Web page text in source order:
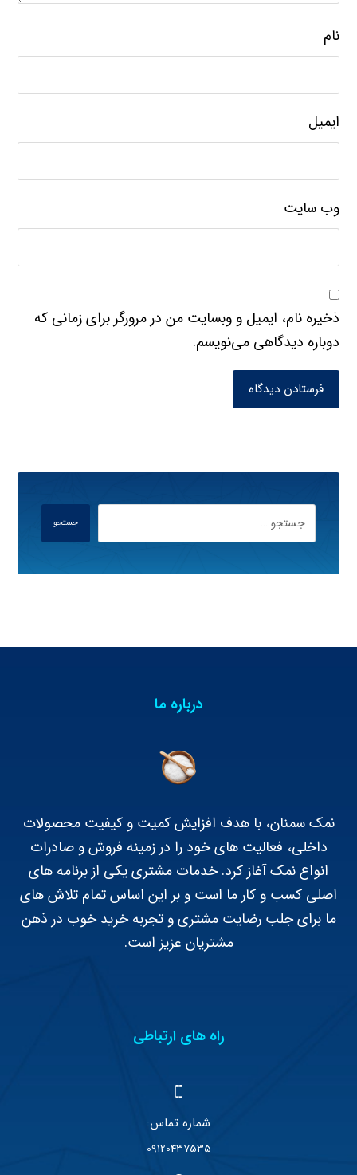
نام
ایمیل
وب‌ سایت
ذخیره نام، ایمیل و وبسایت من در مرورگر برای زمانی که
دوباره دیدگاهی می‌نویسم.
فرستادن دیدگاه
جستجو
درباره ما
نمک سمنان، با هدف افزایش کمیت و کیفیت محصولات
داخلی، فعالیت های خود را در زمینه فروش و صادرات
انواع نمک آغاز کرد. خدمات مشتری یکی از برنامه های
اصلی کسب و کار ما است و بر این اساس تمام تلاش های
ما برای جلب رضایت مشتری و تجربه خرید خوب در ذهن
مشتریان عزیز است.
راه های ارتباطی
شماره تماس:
09120437535